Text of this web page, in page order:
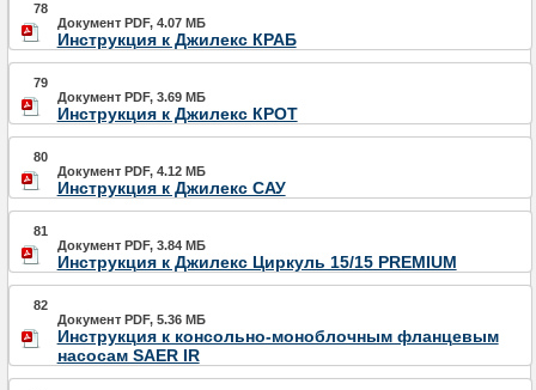
78
Документ PDF, 4.07 МБ
Инструкция к Джилекс КРАБ
79
Документ PDF, 3.69 МБ
Инструкция к Джилекс КРОТ
80
Документ PDF, 4.12 МБ
Инструкция к Джилекс САУ
81
Документ PDF, 3.84 МБ
Инструкция к Джилекс Циркуль 15/15 PREMIUM
82
Документ PDF, 5.36 МБ
Инструкция к консольно-моноблочным фланцевым
насосам SAER IR